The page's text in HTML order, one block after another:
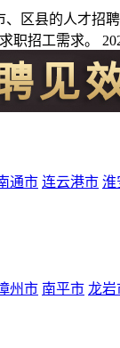
、区县的人才
职招工需求。
通市 连云港市 淮
州市 南平市 龙岩